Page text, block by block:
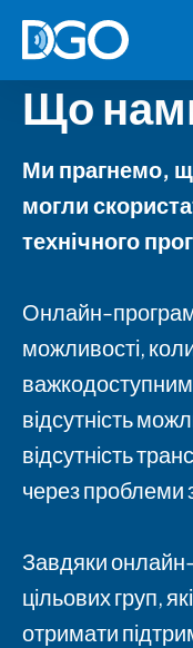
Що
Ми прагнемо,
могли
технічного
Онлайн-
можливості,
відсутність
відсутність
через проблеми
Завдяки
цільових груп,
отримати